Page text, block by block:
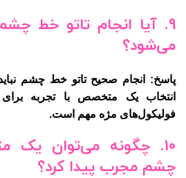
9. آیا انجام تاتو خط
می‌شود؟
پاسخ: انجام صحیح تاتو خط چشم
انتخاب یک متخصص با تجربه
فولیکول‌های مژه مهم است.
10. چگونه می‌توان
چشم مجرب پیدا کرد؟